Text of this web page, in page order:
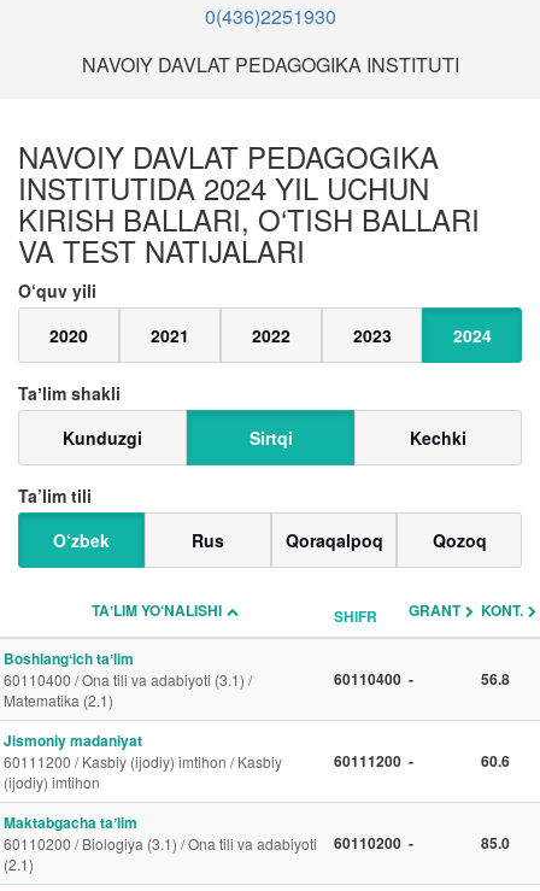
0(436)2251930
NAVOIY DAVLAT PEDAGOGIKA INSTITUTI
NAVOIY DAVLAT PEDAGOGIKA
INSTITUTIDA 2024 YIL UCHUN
KIRISH BALLARI, O‘TISH BALLARI
VA TEST NATIJALARI
O‘quv yili
2020
2021 2022 2023 2024
Taʼlim shakli
Kunduzgi
Sirtqi Kechki
Ta’lim tili
O‘zbek
Rus Qoraqalpoq Qozoq
TAʼLIM YO‘NALISHI SHIFR GRANT KONT.
Boshlangʻich taʼlim
60110400 / Ona tili va adabiyoti (3.1) /
Matematika (2.1)
60110400 - 56.8
Jismoniy madaniyat
60111200 / Kasbiy (ijodiy) imtihon / Kasbiy
(ijodiy) imtihon
60111200 - 60.6
Maktabgacha taʼlim
60110200 / Biologiya (3.1) / Ona tili va adabiyoti
(2.1)
60110200 - 85.0